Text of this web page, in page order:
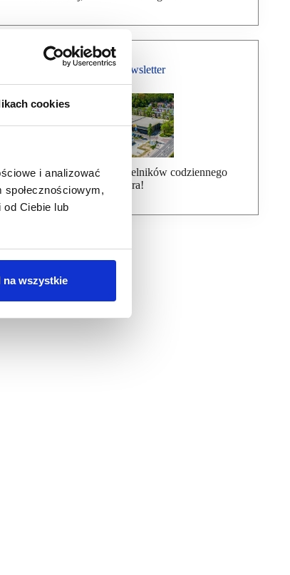
cookies
i analizować
Ciebie lub
na wszystkie
Bezpłatny Newsletter
Dołącz do ponad 7000 czytelników codziennego
newslettera!